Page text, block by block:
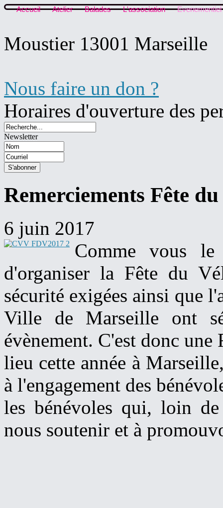
Accueil Atelier Balades L'association Evenementiel
Moustier 13001 Marseille
Nous faire un don ?
Horaires d'ouverture des
Newsletter
Remerciements Fête
6 juin 2017
Comme vous
d'organiser la Fête du
sécurité exigées ainsi que
Ville de Marseille ont
évènement. C'est donc
lieu cette année à
à l'engagement des
les bénévoles qui, loin
nous soutenir et à